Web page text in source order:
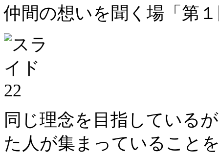
仲間の想いを聞く場「第
同じ理念を目指している
た人が集まっていること